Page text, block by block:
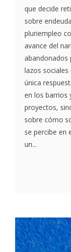
que decide
sobre
pluriempleo
avance del
abandonados
lazos sociales
única
en los barrios
proyectos,
sobre cómo
se percibe en
un...